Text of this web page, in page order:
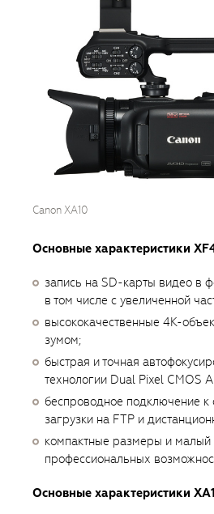
Canon XA10
Основные характеристики
запись на SD-карты видео в
в том числе с увеличенной
высококачественные 4K-
зумом;
быстрая и точная
технологии Dual Pixel CMOS
беспроводное подключение к
загрузки на FTP и
компактные размеры и малый
профессиональных
Основные характеристики